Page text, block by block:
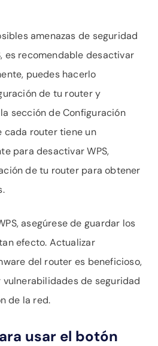
amenazas de seguridad
es recomendable desactivar
puedes hacerlo
de tu router y
sección de Configuración
cada router tiene un
para desactivar WPS,
de tu router para obtener
asegúrese de guardar los
efecto. Actualizar
del router es beneficioso,
de seguridad
de la red.
usar el botón